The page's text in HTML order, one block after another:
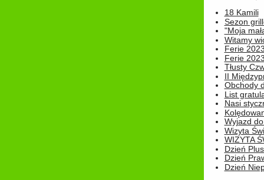
18 Kamili
Sezon
"Moja
Witamy
Ferie
Ferie
Tłusty
II
Obchody
List
Nasi
Wyjazd
Wizyta
WIZYTA
Dzień
Dzień
Dzień